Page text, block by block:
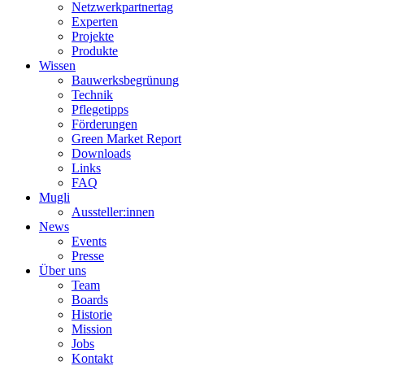
Netzwerkpartnertag
Experten
Projekte
Produkte
Wissen
Bauwerksbegrünung
Technik
Pflegetipps
Förderungen
Green Market Report
Downloads
Links
FAQ
Mugli
Aussteller:innen
News
Events
Presse
Über uns
Team
Boards
Historie
Mission
Jobs
Kontakt